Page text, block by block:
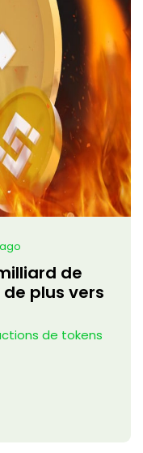
de
de plus vers
de tokens